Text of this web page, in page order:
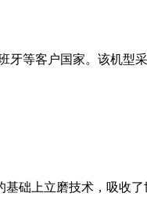
等客户国家。该机
础上立磨技术，吸收